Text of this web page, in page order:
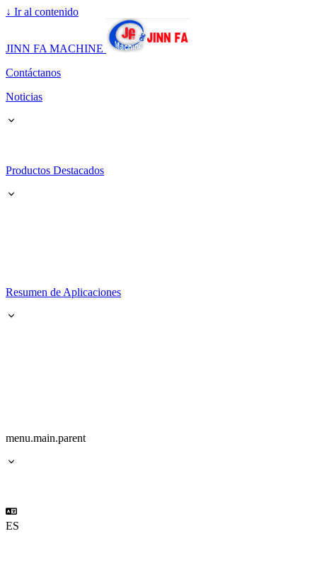
↓ Ir al contenido
JINN FA MACHINE
Contáctanos
Noticias
Productos Destacados
Resumen de Aplicaciones
menu.main.parent
ES